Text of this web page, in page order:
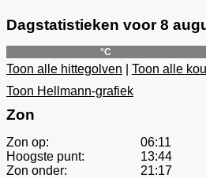
Dagstatistieken voor 8
°C
Toon alle hittegolven
Toon alle
Toon Hellmann-grafiek
Zon
Zon op:
06:11
Hoogste punt:
13:44
Zon onder:
21:17